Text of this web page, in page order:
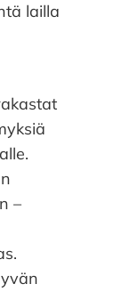
lailla
–